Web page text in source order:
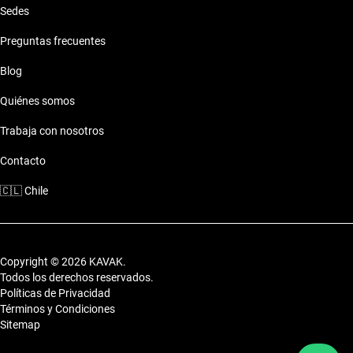
Sedes
Preguntas frecuentes
Blog
Quiénes somos
Trabaja con nosotros
Contacto
🇨🇱Chile
Copyright © 2026 KAVAK.
Todos los derechos reservados.
Políticas de Privacidad
Términos y Condiciones
Sitemap